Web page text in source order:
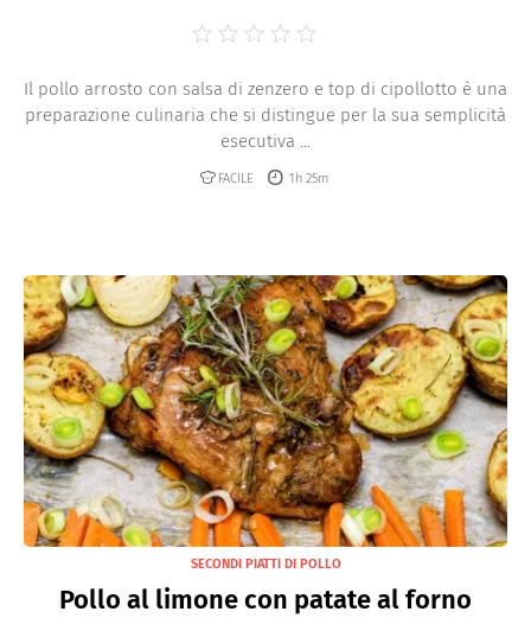
Il pollo arrosto con salsa di zenzero e top di cipollotto è una
preparazione culinaria che si distingue per la sua semplicità
esecutiva ...
FACILE 1h 25m
SECONDI PIATTI DI POLLO
Pollo al limone con patate al forno